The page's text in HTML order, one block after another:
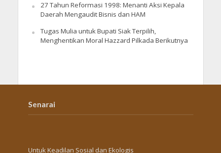
27 Tahun Reformasi 1998: Menanti Aksi Kepala
Daerah Mengaudit Bisnis dan HAM
Tugas Mulia untuk Bupati Siak Terpilih,
Menghentikan Moral Hazzard Pilkada Berikutnya
Senarai
Untuk Keadilan Sosial dan Ekologis